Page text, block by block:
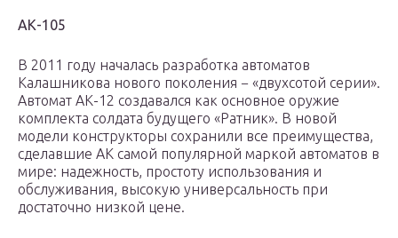
АК-105
В 2011 году началась разработка автоматов
Калашникова нового поколения − «двухсотой серии».
Автомат АК-12 создавался как основное оружие
комплекта солдата будущего «Ратник». В новой
модели конструкторы сохранили все преимущества,
сделавшие АК самой популярной маркой автоматов в
мире: надежность, простоту использования и
обслуживания, высокую универсальность при
достаточно низкой цене.